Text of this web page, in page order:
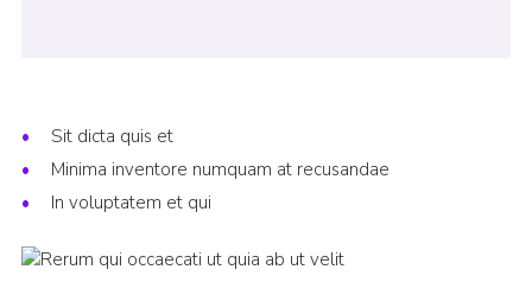
Sit dicta quis et
Minima inventore numquam at recusandae
In voluptatem et qui